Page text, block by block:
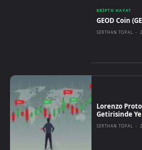
KRIPTO HAYAT
GEOD Coin
SERTHAN TOPAL -
Lorenzo
Getirisinde
SERTHAN TOPAL -